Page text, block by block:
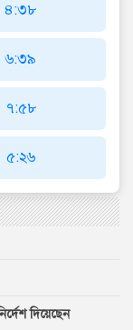
৪:৩৮
৬:৩৯
৭:৫৮
৫:২৬
দিয়েছেন